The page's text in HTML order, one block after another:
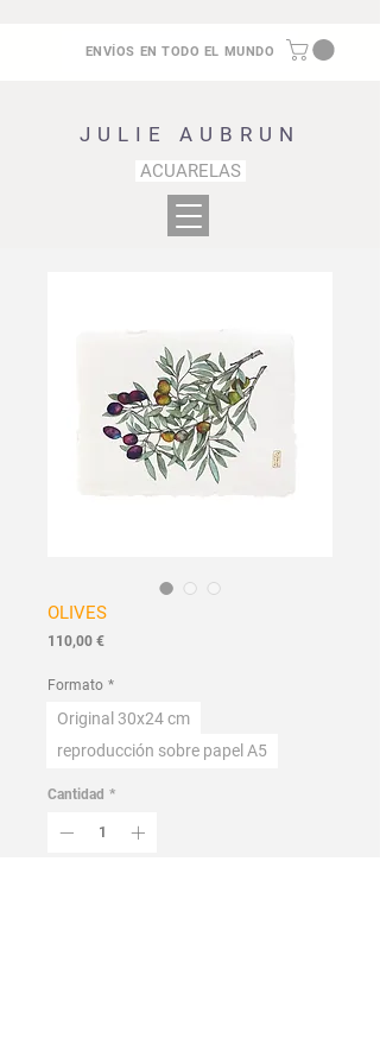
ENVÍOS EN TODO EL MUNDO
JULIE AUBRUN
ACUARELAS
OLIVES
110,00 €Precio
Formato *
Original 30x24 cm
reproducción sobre papel A5
Cantidad *